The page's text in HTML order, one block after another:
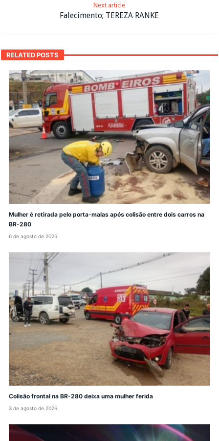
Next article
Falecimento; TEREZA RANKE
RELATED POSTS
Mulher é retirada pelo porta-malas após colisão entre dois carros na
BR-280
6 de agosto de 2026
Colisão frontal na BR-280 deixa uma mulher ferida
3 de agosto de 2026